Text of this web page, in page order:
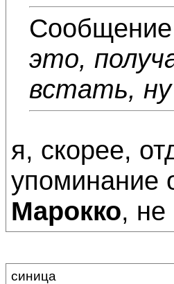
Сообщение
это,
встать,
я, скорее,
упоминание
Марокко, не
синица